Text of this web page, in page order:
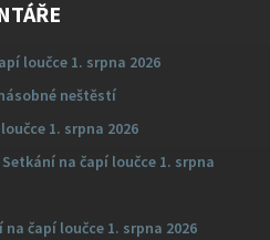
loučce 1. srpna 2026
neštěstí
1. srpna 2026
Setkání na čapí loučce 1. srpna
na čapí loučce 1. srpna 2026